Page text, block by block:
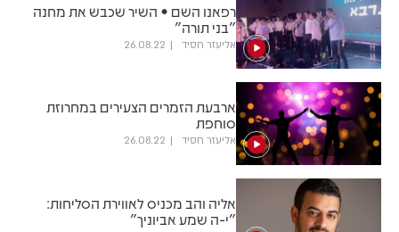
רפאנו השם • השיר שכבש את מחנה
"בני תורה"
אליעזר חסיד 26.08.22
ארבעת הזמרים הצעירים במחרוזת
סוחפת
אליעזר חסיד 26.08.22
אליה והב מכניס לאווירת הסליחות:
"י-ה שמע אביוניך"